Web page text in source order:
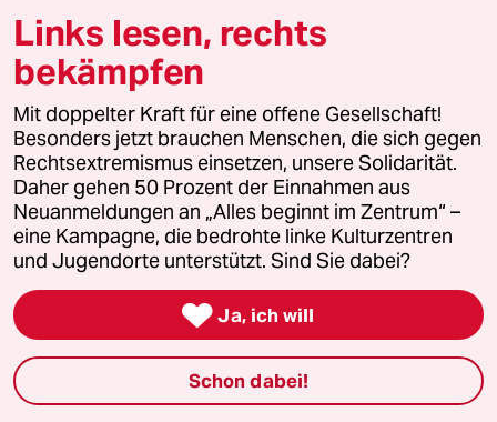
des Gepäcks umfassen können – werden von
autorisiertem Sicherheitspersonal
durchgeführt.
Daher ist mit einer Fahrzeitverlängerung von
ca. 15 Minuten zu rechnen.
Wir entschuldigen uns für die
Unannehmlichkeiten.
Ihr SNCF Voyageurs Team"
So kann man die Zusammenarbeit der Bahnen
auch sabotieren...
DM Dr. McSchreck
Wenn die Grenze nur in eine Richtung
Links lesen, rechts
bekämpfen
Mit doppelter Kraft für eine offene Gesellschaft!
Besonders jetzt brauchen Menschen, die sich gegen
Rechtsextremismus einsetzen, unsere Solidarität.
Daher gehen 50 Prozent der Einnahmen aus
Neuanmeldungen an „Alles beginnt im Zentrum“ –
eine Kampagne, die bedrohte linke Kulturzentren
und Jugendorte unterstützt. Sind Sie dabei?
 Ja, ich will
Schon dabei!